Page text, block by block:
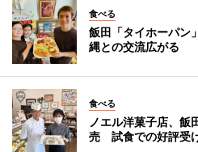
食べる
飯田「タイホーパ
縄との交流広がる
食べる
ノエル洋菓子店、飯
売 試食での好評受